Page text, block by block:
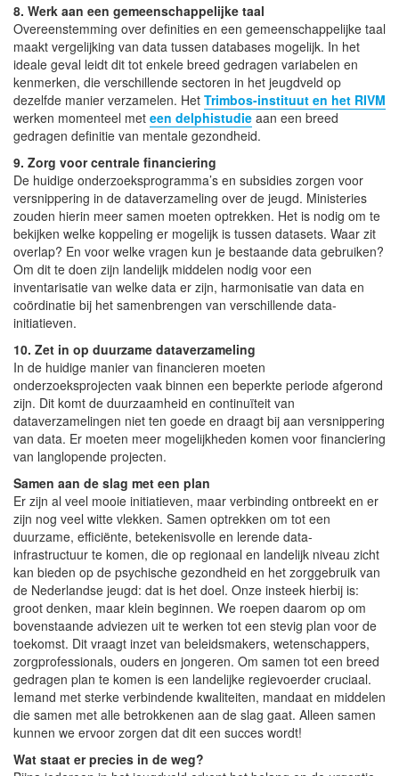
8. Werk aan een gemeenschappelijke taal
Overeenstemming over definities en een gemeenschappelijke taal
maakt vergelijking van data tussen databases mogelijk. In het
ideale geval leidt dit tot enkele breed gedragen variabelen en
kenmerken, die verschillende sectoren in het jeugdveld op
dezelfde manier verzamelen. Het Trimbos-instituut en het RIVM
werken momenteel met een delphistudie aan een breed
gedragen definitie van mentale gezondheid.
9. Zorg voor centrale financiering
De huidige onderzoeksprogramma’s en subsidies zorgen voor
versnippering in de dataverzameling over de jeugd. Ministeries
zouden hierin meer samen moeten optrekken. Het is nodig om te
bekijken welke koppeling er mogelijk is tussen datasets. Waar zit
overlap? En voor welke vragen kun je bestaande data gebruiken?
Om dit te doen zijn landelijk middelen nodig voor een
inventarisatie van welke data er zijn, harmonisatie van data en
coördinatie bij het samenbrengen van verschillende data-
initiatieven.
10. Zet in op duurzame dataverzameling
In de huidige manier van financieren moeten
onderzoeksprojecten vaak binnen een beperkte periode afgerond
zijn. Dit komt de duurzaamheid en continuïteit van
dataverzamelingen niet ten goede en draagt bij aan versnippering
van data. Er moeten meer mogelijkheden komen voor financiering
van langlopende projecten.
Samen aan de slag met een plan
Er zijn al veel mooie initiatieven, maar verbinding ontbreekt en er
zijn nog veel witte vlekken. Samen optrekken om tot een
duurzame, efficiënte, betekenisvolle en lerende data-
infrastructuur te komen, die op regionaal en landelijk niveau zicht
kan bieden op de psychische gezondheid en het zorggebruik van
de Nederlandse jeugd: dat is het doel. Onze insteek hierbij is:
groot denken, maar klein beginnen. We roepen daarom op om
bovenstaande adviezen uit te werken tot een stevig plan voor de
toekomst. Dit vraagt inzet van beleidsmakers, wetenschappers,
zorgprofessionals, ouders en jongeren. Om samen tot een breed
gedragen plan te komen is een landelijke regievoerder cruciaal.
Iemand met sterke verbindende kwaliteiten, mandaat en middelen
die samen met alle betrokkenen aan de slag gaat. Alleen samen
kunnen we ervoor zorgen dat dit een succes wordt!
Wat staat er precies in de weg?